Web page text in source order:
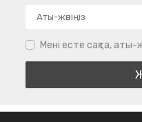
Мені есте сақта, аты-